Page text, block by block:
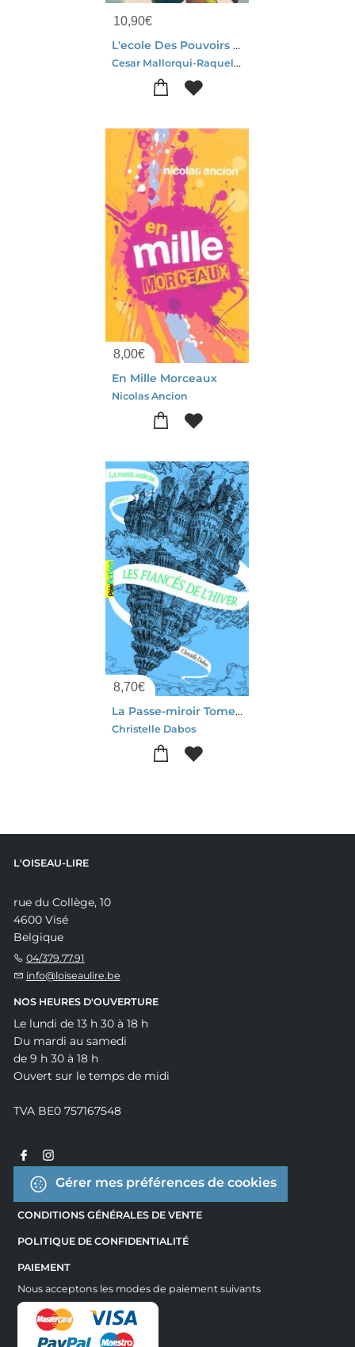
10,90€
L'ecole Des Pouvoirs Secrets Tome 4 : Le Grand Tournoi
Cesar Mallorqui-Raquel Trave
8,00€
En Mille Morceaux
Nicolas Ancion
8,70€
La Passe-miroir Tome 1 : Les Fiances De L'hiver
Christelle Dabos
L'OISEAU-LIRE
rue du Collège, 10
4600 Visé
Belgique
04/379.77.91
info@loiseaulire.be
NOS HEURES D'OUVERTURE
Le lundi de 13 h 30 à 18 h
Du mardi au samedi
de 9 h 30 à 18 h
Ouvert sur le temps de midi
TVA BE0 757167548
Gérer mes préférences de cookies
CONDITIONS GÉNÉRALES DE VENTE
POLITIQUE DE CONFIDENTIALITÉ
PAIEMENT
Nous acceptons les modes de paiement suivants